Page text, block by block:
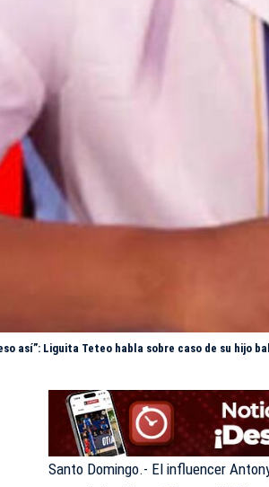
así”: Liguita Teteo habla sobre caso de su hijo
Santo Domingo.- El influencer